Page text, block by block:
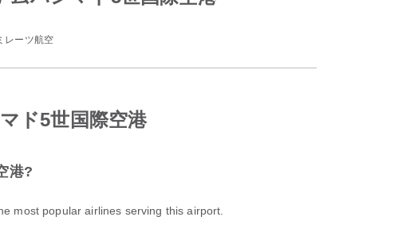
レーツ航空
ド5世国際空港
港?
most popular airlines serving this airport.